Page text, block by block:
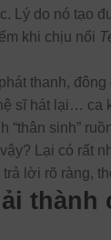
Lý do nó
khi chịu nổi
thanh,
sĩ hát lại… ca
sinh”
Lại có rất
lời rõ ràng,
thành